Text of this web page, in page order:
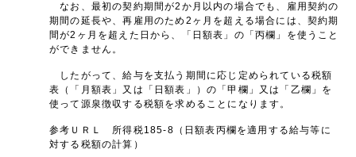
なお、最初の契約期間が2か月以内の場合でも、雇用契約の
期間の延長や、再雇用のため2ヶ月を超える場合には、契約期
間が2ヶ月を超えた日から、「日額表」の「丙欄」を使うこと
ができません。
したがって、給与を支払う期間に応じ定められている税額
表（「月額表」又は「日額表」）の「甲欄」又は「乙欄」を
使って源泉徴収する税額を求めることになります。
参考ＵＲＬ 所得税185-8（日額表丙欄を適用する給与等に
対する税額の計算）